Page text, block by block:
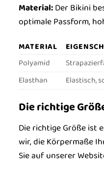
Material:Der Bikini
optimale Passform,
MATERIAL
Polyamid
Elasthan
Elastisch,
Die richtige
Die richtige Größe ist
wir, die Körpermaße
Sie auf unserer